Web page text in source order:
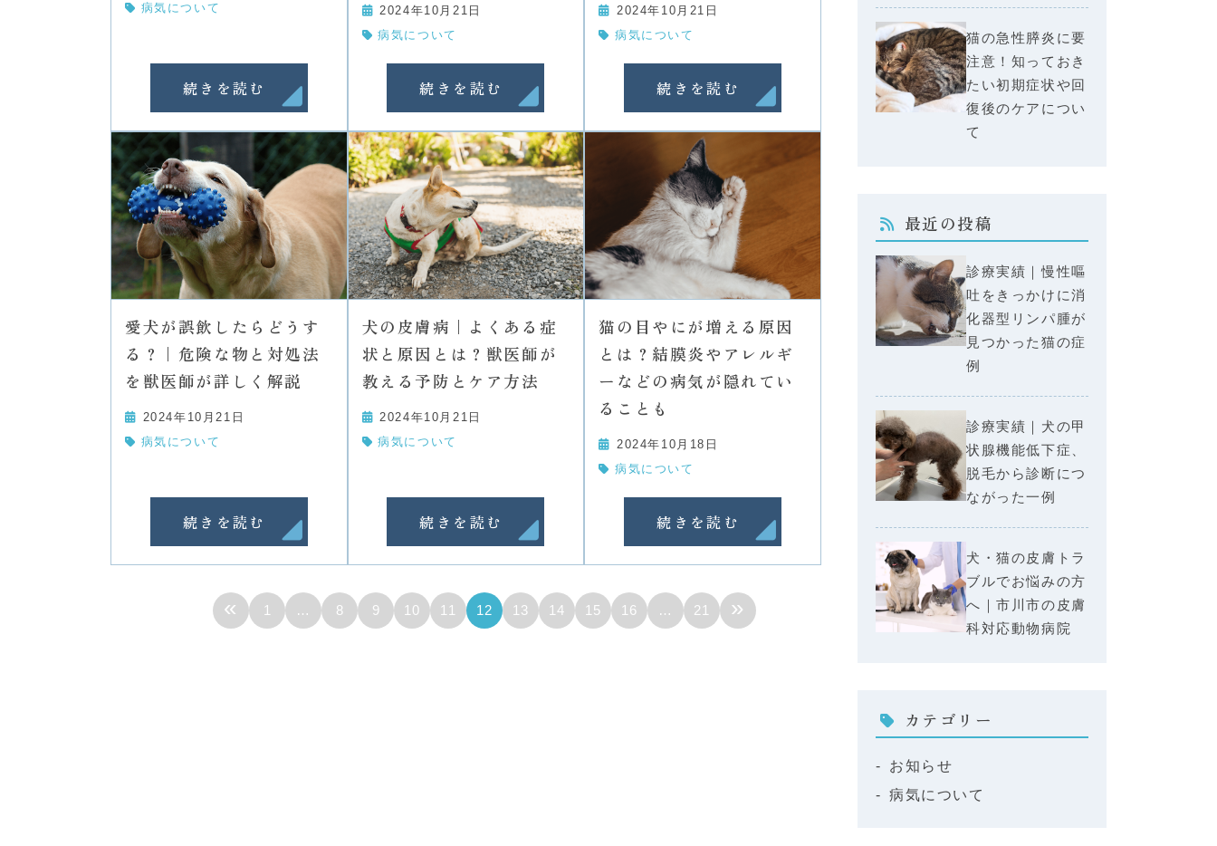
病気について
続きを読む
2024年10月21日
病気について
続きを読む
2024年10月21日
病気について
続きを読む
愛犬が誤飲したらどうす
る？｜危険な物と対処法
を獣医師が詳しく解説
2024年10月21日
病気について
続きを読む
犬の皮膚病｜よくある症
状と原因とは？獣医師が
教える予防とケア方法
2024年10月21日
病気について
続きを読む
猫の目やにが増える原因
とは？結膜炎やアレルギ
ーなどの病気が隠れてい
ることも
2024年10月18日
病気について
続きを読む
« 1 … 8 9 10 11 12 13 14 15 16 … 21 »
猫の急性膵炎に要
注意！知っておき
たい初期症状や回
復後のケアについ
て
最近の投稿
診療実績｜慢性嘔
吐をきっかけに消
化器型リンパ腫が
見つかった猫の症
例
診療実績｜犬の甲
状腺機能低下症、
脱毛から診断につ
ながった一例
犬・猫の皮膚トラ
ブルでお悩みの方
へ｜市川市の皮膚
科対応動物病院
カテゴリー
お知らせ
病気について